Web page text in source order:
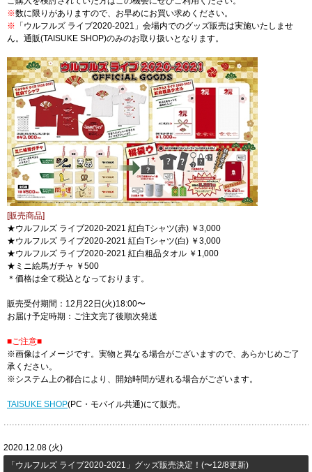
※数に限りがありますので、お早めにお買い求めください。
※ 「ウルフルズ ライブ2020-2021」会場内でのグッズ販売は実施いたしませ
ん。通販(TAISUKE SHOP)のみのお取り扱いとなります。
[販売商品]
★ウルフルズ ライブ2020-2021 紅白Tシャツ(赤) ￥3,000
★ウルフルズ ライブ2020-2021 紅白Tシャツ(白) ￥3,000
★ウルフルズ ライブ2020-2021 紅白粗品タオル ￥1,000
★ミニ絵馬ガチャ ￥500
＊価格は全て税込となっております。
販売受付期間：12月22日(火)18:00〜
お届け予定時期：ご注文完了後順次発送
■ご注意■
※画像はイメージです。実物と異なる場合がございますので、あらかじめご了
承ください。
※システム上の都合により、開始時間が遅れる場合がございます。
TAISUKE SHOP(PC・モバイル共通)にて販売。
2020.12.08 (火)
「ウルフルズ ライブ2020-2021」グッズ販売決定！(〜12/8更新)